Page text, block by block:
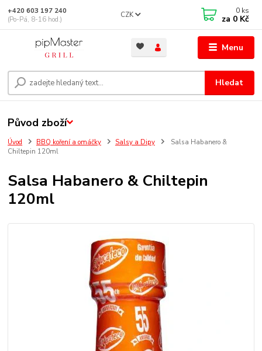
Menu
CZK
Hledat
+420 603 197 240
(Po-Pá, 8-16 hod.)
0 ks
za 0 Kč
Úvod BBQ koření a omáčky Salsy a Dipy
Salsa Habanero &
Chiltepin 120ml
Salsa Habanero & Chiltepin
120ml
Původ zboží